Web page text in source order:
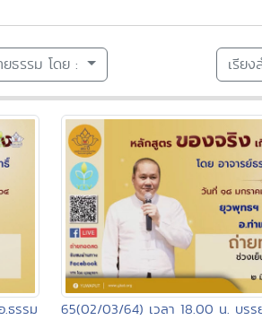
ธรรม โดย : เรียง
ธรรม
65(02/03/64) เวลา 18.00 น. บรร